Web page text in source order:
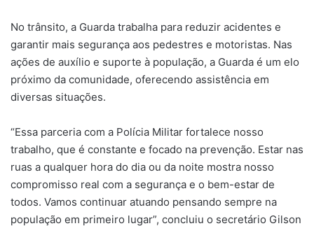
No trânsito, a Guarda trabalha para reduzir acidentes e
garantir mais segurança aos pedestres e motoristas. Nas
ações de auxílio e suporte à população, a Guarda é um elo
próximo da comunidade, oferecendo assistência em
diversas situações.
“Essa parceria com a Polícia Militar fortalece nosso
trabalho, que é constante e focado na prevenção. Estar nas
ruas a qualquer hora do dia ou da noite mostra nosso
compromisso real com a segurança e o bem-estar de
todos. Vamos continuar atuando pensando sempre na
população em primeiro lugar”, concluiu o secretário Gilson